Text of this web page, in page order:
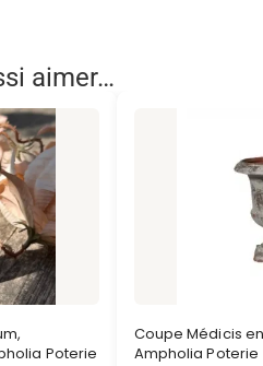
aimer…
Poterie
Coupe Médicis
Ampholia Poterie